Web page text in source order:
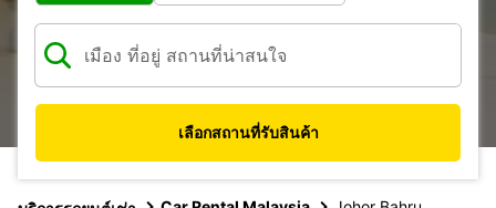
เลือกสถานที่รับสินค้า